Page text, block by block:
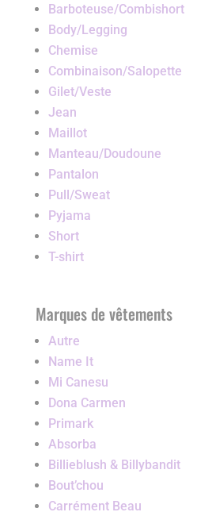
Barboteuse/Combishort
Body/Legging
Chemise
Combinaison/Salopette
Gilet/Veste
Jean
Maillot
Manteau/Doudoune
Pantalon
Pull/Sweat
Pyjama
Short
T-shirt
Marques de vêtements
Autre
Name It
Mi Canesu
Dona Carmen
Primark
Absorba
Billieblush & Billybandit
Bout’chou
Carrément Beau